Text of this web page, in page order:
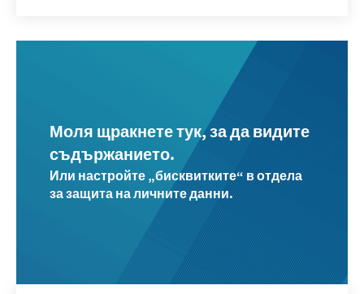
Моля щракнете тук, за да видите
съдържанието.
Или настройте „бисквитките“ в отдела
за защита на личните данни.